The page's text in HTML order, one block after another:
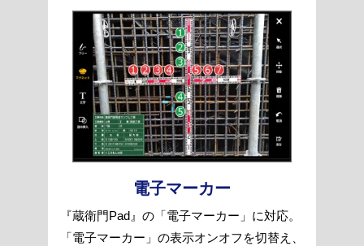
電子マーカー
『蔵衛門Pad』の「電子マーカー」に対応。
「電子マーカー」の表示オンオフを切替え、